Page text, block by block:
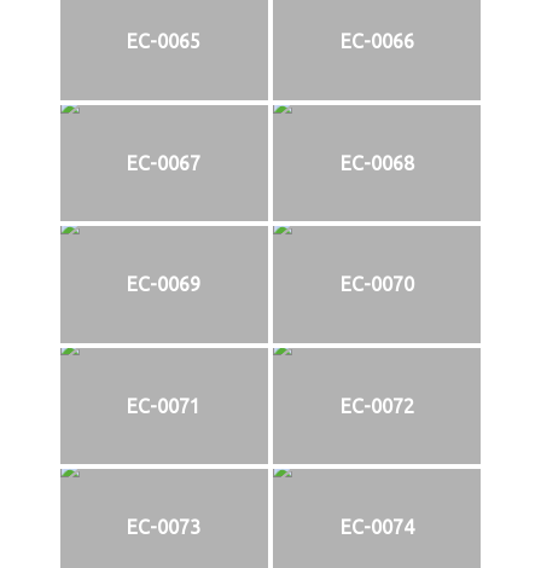
EC-0065 EC-0066
EC-0067 EC-0068
EC-0069 EC-0070
EC-0071 EC-0072
EC-0073 EC-0074